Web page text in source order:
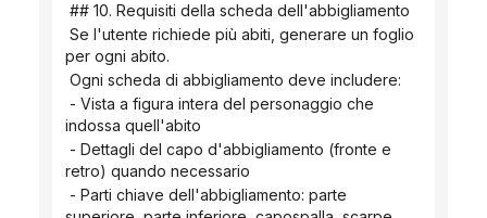
## 10. Requisiti della scheda dell'abbigliamento
per ogni abito.
Ogni scheda di abbigliamento deve includere:
indossa quell'abito
retro) quando necessario